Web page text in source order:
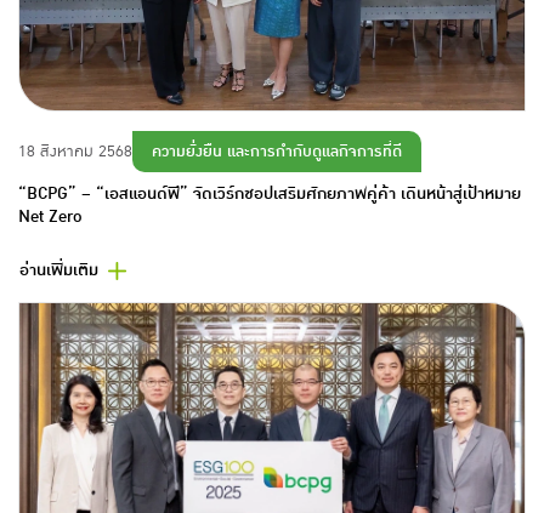
18 สิงหาคม 2568 ความยั่งยืน และการกำกับดูแลกิจการที่ดี
“BCPG” – “เอสแอนด์พี” จัดเวิร์กชอปเสริมศักยภาพคู่ค้า เดินหน้าสู่เป้าหมาย
Net Zero
อ่านเพิ่มเติม